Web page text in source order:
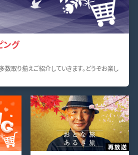
ング
取り揃えご紹介していきます。どうぞお楽し